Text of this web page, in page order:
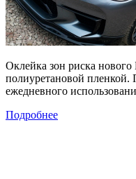
Оклейка зон риска
полиуретановой
ежедневного
Подробнее